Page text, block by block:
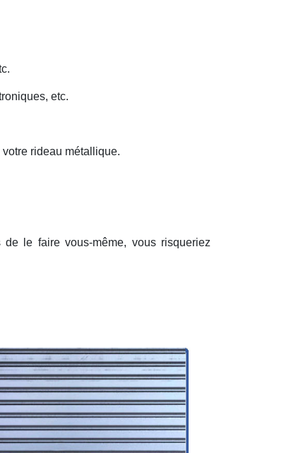
etc.
rideau métallique.
le faire vous-même, vous risqueriez